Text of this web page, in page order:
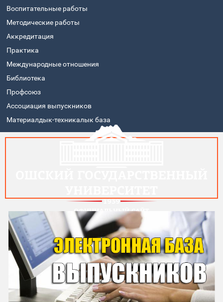
Воспитательные работы
Методические работы
Аккредитация
Практика
Международные отношения
Библиотека
Профсоюз
Ассоциация выпускников
Материалдык-техникалык база